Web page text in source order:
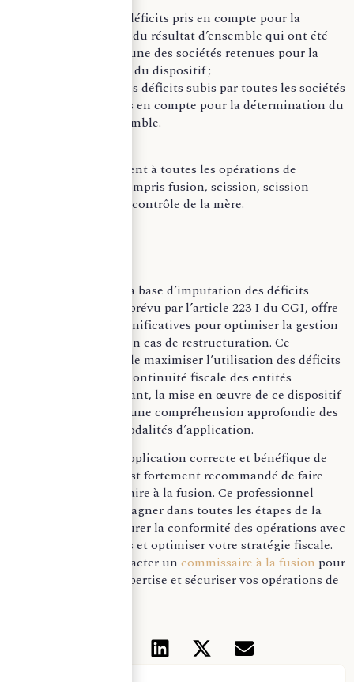
la somme des déficits pris en compte pour la
détermination du résultat d’ensemble qui ont été
subis par chacune des sociétés retenues pour la
mise en œuvre du dispositif ;
et la somme des déficits subis par toutes les sociétés
du groupe, pris en compte pour la détermination du
résultat d’ensemble.
Ces règles s’appliquent à toutes les opérations de
restructuration, y compris fusion, scission, scission
partielle ou prise de contrôle de la mère.
L’élargissement de la base d’imputation des déficits
d’ensemble, tel que prévu par l’article 223 I du CGI, offre
des opportunités significatives pour optimiser la gestion
fiscale des groupes en cas de restructuration. Ce
mécanisme permet de maximiser l’utilisation des déficits
tout en assurant la continuité fiscale des entités
concernées. Cependant, la mise en œuvre de ce dispositif
complexe nécessite une compréhension approfondie des
conditions et des modalités d’application.
Pour garantir une application correcte et bénéfique de
ces dispositions, il est fortement recommandé de faire
appel à un commissaire à la fusion. Ce professionnel
pourra vous accompagner dans toutes les étapes de la
restructuration, assurer la conformité des opérations avec
les exigences légales et optimiser votre stratégie fiscale.
N’hésitez pas à contacter un commissaire à la fusion pour
bénéficier de son expertise et sécuriser vos opérations de